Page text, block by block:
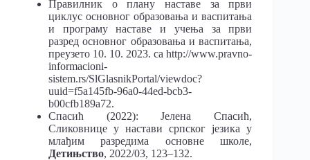
Правилник о плану наставе за први
циклус основног образовања и васпитања
и програму наставе и учења за први
разред основног образовања и васпитања,
преузето 10. 10. 2023. са http://www.pravno-
informacioni-
sistem.rs/SlGlasnikPortal/viewdoc?
uuid=f5a145fb-96a0-44ed-bcb3-
b00cfb189a72.
Спасић (2022): Јелена Спасић,
Сликовнице у настави српског језика у
млађимразредима основне школе,
Детињство, 2022/03, 123–132.